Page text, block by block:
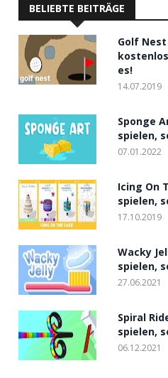
BELIEBTE BEITRÄGE
Golf
es!
14.07.2019
Sponge
spielen,
07.01.2022
Icing On
spielen,
17.10.2019
Wacky
spielen,
27.06.2021
Spiral
spielen,
06.12.2021